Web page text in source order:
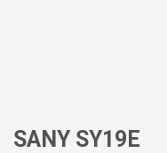
SANY SY19E